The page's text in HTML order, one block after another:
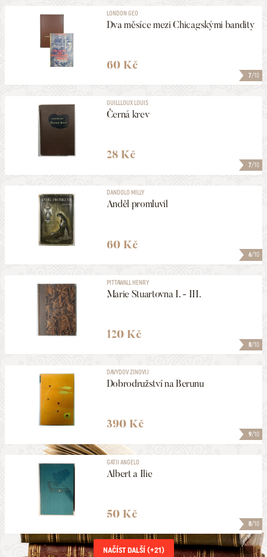
7/10
LONDON GEO
Dva měsíce mezi Chicagskými bandity
60 Kč
7/10
GUILLLOUX LOUIS
Černá krev
28 Kč
6/10
DANDOLO MILLY
Anděl promluvil
60 Kč
8/10
PITTAWALL HENRY
Marie Stuartovna I. - III.
120 Kč
9/10
DAVYDOV ZINOVIJ
Dobrodružství na Berunu
390 Kč
8/10
GATII ANGELO
Albert a Ilie
50 Kč
NAČÍST DALŠÍ (+21)